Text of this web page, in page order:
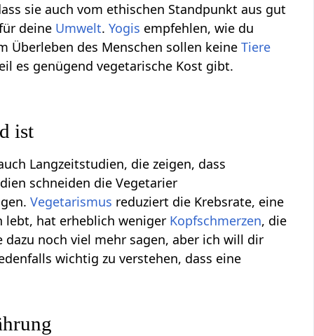
sie auch vom ethischen Standpunkt aus gut
deine Umwelt.Yogis empfehlen, wie du
Überleben des Menschen sollen keineTiere
es genügend vegetarische Kost gibt.
ist
Langzeitstudien, die zeigen, dass
schneiden die Vegetarier
Vegetarismus reduziert die Krebsrate, eine
lebt, hat erheblich weniger Kopfschmerzen, die
noch viel mehr sagen, aber ich will dir
wichtig zu verstehen, dass eine